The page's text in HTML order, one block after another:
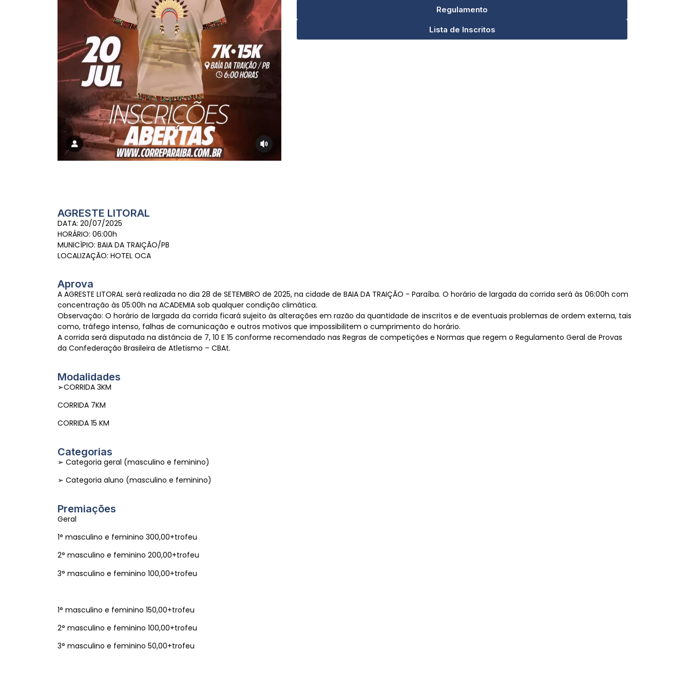
Regulamento
Lista de Inscritos
AGRESTE LITORAL
DATA: 20/07/2025
HORÁRIO: 06:00h
MUNICÍPIO: BAIA DA TRAIÇÃO/PB
LOCALIZAÇÃO: HOTEL OCA
Aprova
A AGRESTE LITORAL será realizada no dia 28 de SETEMBRO de 2025, na cidade de BAIA DA TRAIÇÃO - Paraíba. O horário de largada da corrida será às 06:00h com
concentração às 05:00h na ACADEMIA sob qualquer condição climática.
Observação: O horário de largada da corrida ficará sujeito às alterações em razão da quantidade de inscritos e de eventuais problemas de ordem externa, tais
como, tráfego intenso, falhas de comunicação e outros motivos que impossibilitem o cumprimento do horário.
A corrida será disputada na distância de 7, 10 E 15 conforme recomendado nas Regras de competições e Normas que regem o Regulamento Geral de Provas
da Confederação Brasileira de Atletismo – CBAt.
Modalidades
➢CORRIDA 3KM
CORRIDA 7KM
CORRIDA 15 KM
Categorias
➢ Categoria geral (masculino e feminino)
➢ Categoria aluno (masculino e feminino)
Premiações
Geral
1° masculino e feminino 300,00+trofeu
2° masculino e feminino 200,00+trofeu
3° masculino e feminino 100,00+trofeu
1° masculino e feminino 150,00+trofeu
2° masculino e feminino 100,00+trofeu
3° masculino e feminino 50,00+trofeu